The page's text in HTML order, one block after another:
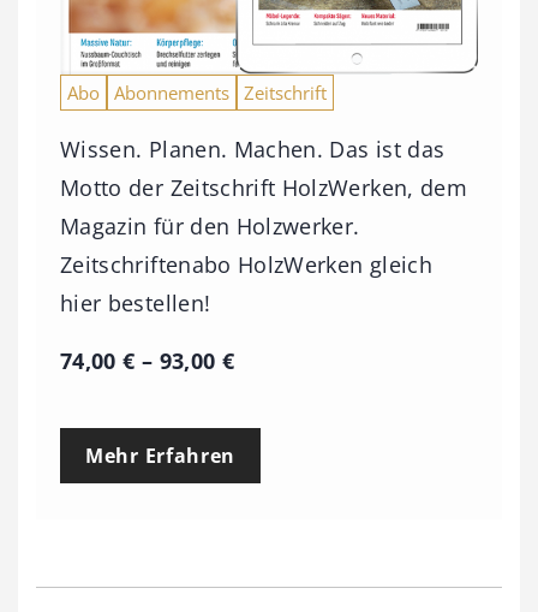
Abo Abonnements Zeitschrift
Wissen. Planen. Machen. Das ist das
Motto der Zeitschrift HolzWerken, dem
Magazin für den Holzwerker.
Zeitschriftenabo HolzWerken gleich
hier bestellen!
74,00€ – 93,00 €P
e
p
Mehr Erfahren